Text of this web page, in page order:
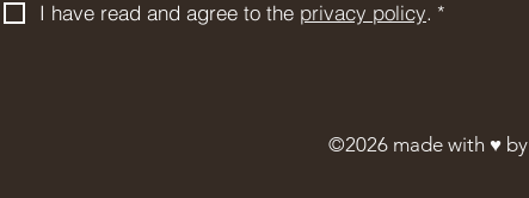
I have read and agree to the privacy policy. *
©2026 made with ♥︎ by